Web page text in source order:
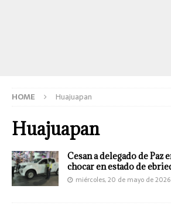
HOME Huajuapan
Huajuapan
Cesan a delegado de Paz
chocar en estado de
miércoles, 20 de mayo de 2026